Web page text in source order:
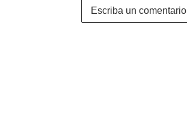
Escriba un comentario